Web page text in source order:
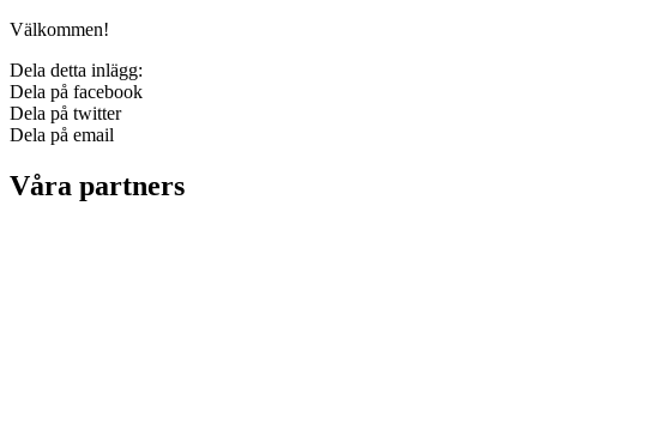
Välkommen!
Dela detta inlägg:
Dela på facebook
Dela på twitter
Dela på email
Våra partners